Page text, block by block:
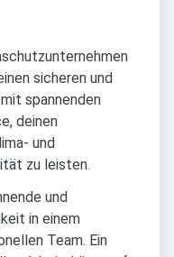
sicheren und
spannenden
deinen
und
zu leisten.
und
in einem
Team. Ein